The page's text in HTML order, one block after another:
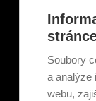
Soubory
a analýze
webu,